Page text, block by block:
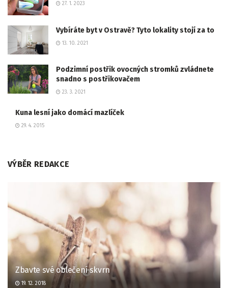
27. 1. 2023
Vybíráte byt v Ostravě? Tyto lokality stojí za to
13. 10. 2021
Podzimní postřik ovocných stromků zvládnete
snadno s postřikovačem
23. 3. 2021
Kuna lesní jako domácí mazlíček
29. 4. 2015
VÝBĚR REDAKCE
Zbavte své oblečení skvrn
19. 12. 2018